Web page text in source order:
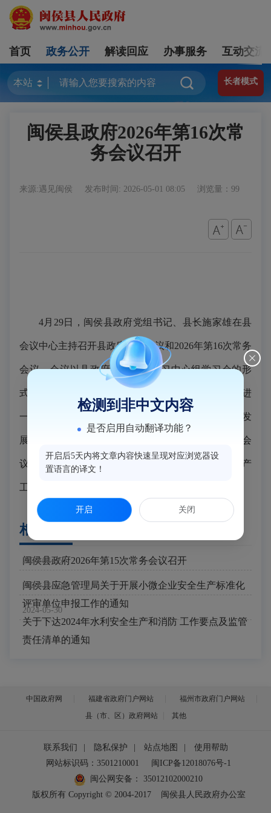
首页 政务公开 解读回应 办事服务 互动交流
长者模式
闽侯县政府2026年第16次常
务会议召开
来源:遇见闽侯 发布时间: 2026-05-01 08:05 浏览量：99
4月29日，闽侯县政府党组书记、县长施家雄在县
会议中心主持召开县政府党组会议和2026年第16次常务
会议。会议以县政府党组理论学习中心组学习会的形
式，传达学习习近平总书记“强调把‘义乌发展经验’进
一步总结好运用好，探索走出符合各自实际的高质量发
展之路”重要指示精神，研究县政府初步贯彻意见。会
议听取近期安全生产工作情况汇报，部署节前安全生产
工作。（余圣建 陈枫/报道）
相关文档
2026-04-25
闽侯县政府2026年第15次常务会议召开
2024-12-16
闽侯县应急管理局关于开展小微企业安全生产标准化
评审单位申报工作的通知
2024-05-30
关于下达2024年水利安全生产和消防 工作要点及监管
责任清单的通知
中国政府网 福建省政府门户网站
福州市政府门户网站
县（市、区）政府网站
其他
联系我们 隐私保护 站点地图
使用帮助
网站标识码：3501210001
闽ICP备12018076号-1
闽公网安备：
35012102000210
版权所有 Copyright © 2004-2017
闽侯县人民政府办公室
检测到非中文内容
是否启用自动翻译功能？
开启后5天内将文章内容快速呈现对应浏览器设
置语言的译文！
开启 关闭